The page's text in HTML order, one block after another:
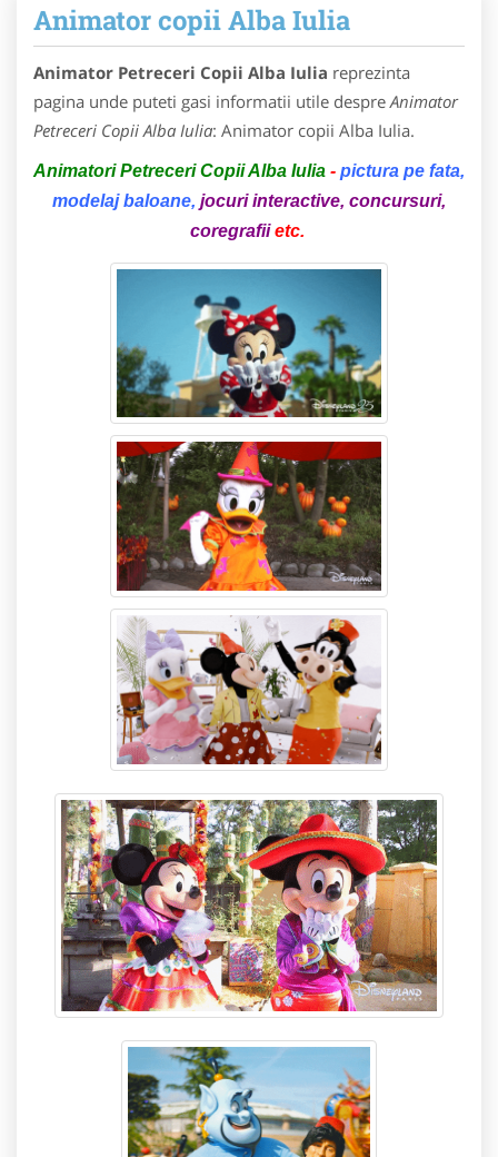
Animator copii Alba Iulia
Animator Petreceri Copii Alba Iulia reprezinta
pagina unde puteti gasi informatii utile despre Animator
Petreceri Copii Alba Iulia: Animator copii Alba Iulia.
Animatori Petreceri Copii Alba Iulia - pictura pe fata,
modelaj baloane, jocuri interactive, concursuri,
coregrafiietc.